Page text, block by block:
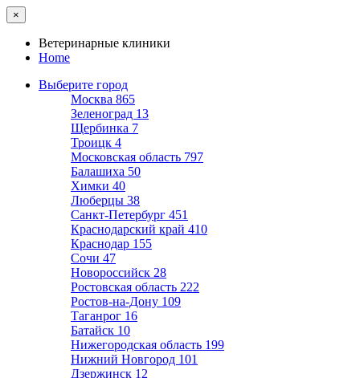
×
Ветеринарные клиники
Home
Выберите город
Москва 865
Зеленоград 13
Щербинка 7
Троицк 4
Московская область 797
Балашиха 50
Химки 40
Люберцы 38
Санкт-Петербург 451
Краснодарский край 410
Краснодар 155
Сочи 47
Новороссийск 28
Ростовская область 222
Ростов-на-Дону 109
Таганрог 16
Батайск 10
Нижегородская область 199
Нижний Новгород 101
Дзержинск 12